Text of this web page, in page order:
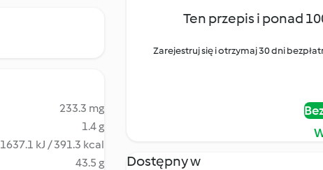
233.3 mg
1.4 g
1637.1 kJ / 391.3 kcal
43.5 g
Ten przepis i ponad
Zarejestruj się i otrzymaj 30 dni
Dostępny w